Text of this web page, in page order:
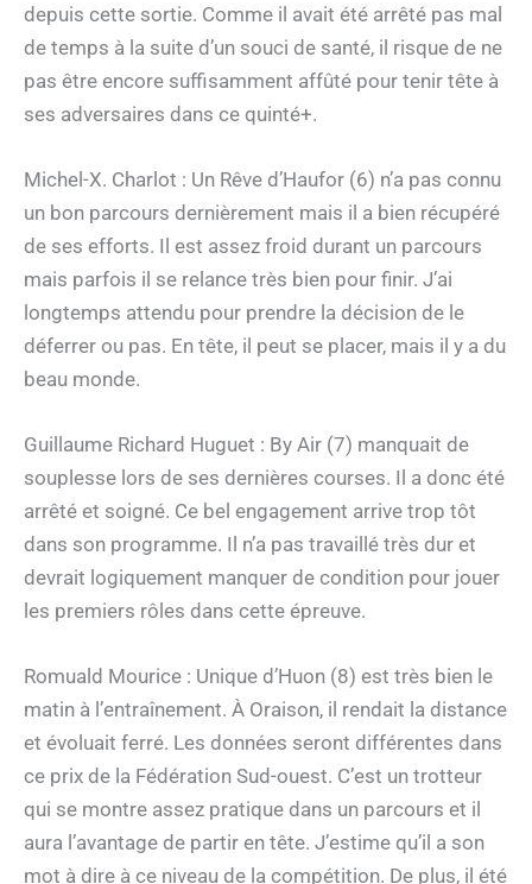
depuis cette sortie. Comme il avait été arrêté pas mal
de temps à la suite d’un souci de santé, il risque de ne
pas être encore suffisamment affûté pour tenir tête à
ses adversaires dans ce quinté+.
Michel-X. Charlot : Un Rêve d’Haufor (6) n’a pas connu
un bon parcours dernièrement mais il a bien récupéré
de ses efforts. Il est assez froid durant un parcours
mais parfois il se relance très bien pour finir. J’ai
longtemps attendu pour prendre la décision de le
déferrer ou pas. En tête, il peut se placer, mais il y a du
beau monde.
Guillaume Richard Huguet : By Air (7) manquait de
souplesse lors de ses dernières courses. Il a donc été
arrêté et soigné. Ce bel engagement arrive trop tôt
dans son programme. Il n’a pas travaillé très dur et
devrait logiquement manquer de condition pour jouer
les premiers rôles dans cette épreuve.
Romuald Mourice : Unique d’Huon (8) est très bien le
matin à l’entraînement. À Oraison, il rendait la distance
et évoluait ferré. Les données seront différentes dans
ce prix de la Fédération Sud-ouest. C’est un trotteur
qui se montre assez pratique dans un parcours et il
aura l’avantage de partir en tête. J’estime qu’il a son
mot à dire à ce niveau de la compétition. De plus, il été